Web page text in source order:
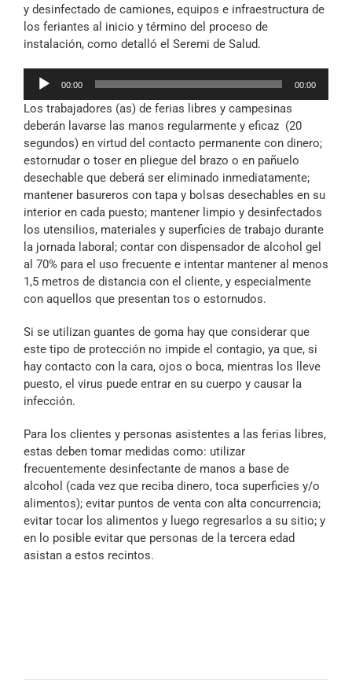
y desinfectado de camiones, equipos e infraestructura de
los feriantes al inicio y término del proceso de
instalación, como detalló el Seremi de Salud.
Reproductor
audio
00:00 00:00
Los trabajadores (as) de ferias libres y campesinas
deberán lavarse las manos regularmente y eficaz (20
segundos) en virtud del contacto permanente con dinero;
estornudar o toser en pliegue del brazo o en pañuelo
desechable que deberá ser eliminado inmediatamente;
mantener basureros con tapa y bolsas desechables en su
interior en cada puesto; mantener limpio y desinfectados
los utensilios, materiales y superficies de trabajo durante
la jornada laboral; contar con dispensador de alcohol gel
al 70% para el uso frecuente e intentar mantener al menos
1,5 metros de distancia con el cliente, y especialmente
con aquellos que presentan tos o estornudos.
Si se utilizan guantes de goma hay que considerar que
este tipo de protección no impide el contagio, ya que, si
hay contacto con la cara, ojos o boca, mientras los lleve
puesto, el virus puede entrar en su cuerpo y causar la
infección.
Para los clientes y personas asistentes a las ferias libres,
estas deben tomar medidas como: utilizar
frecuentemente desinfectante de manos a base de
alcohol (cada vez que reciba dinero, toca superficies y/o
alimentos); evitar puntos de venta con alta concurrencia;
evitar tocar los alimentos y luego regresarlos a su sitio; y
en lo posible evitar que personas de la tercera edad
asistan a estos recintos.